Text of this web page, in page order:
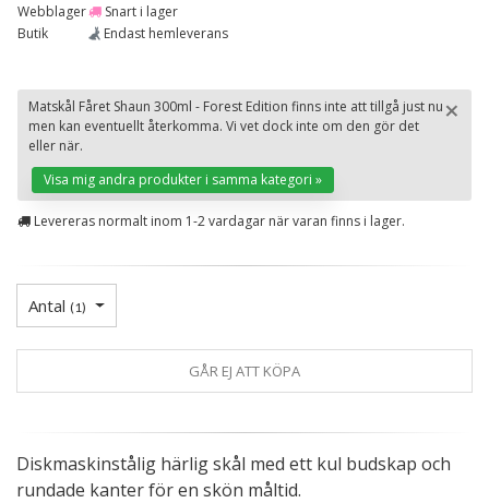
Webblager
Snart i lager
Butik
Endast hemleverans
×
Matskål Fåret Shaun 300ml - Forest Edition finns inte att tillgå just nu
men kan eventuellt återkomma. Vi vet dock inte om den gör det
eller när.
Visa mig andra produkter i samma kategori »
Levereras normalt inom 1-2 vardagar när varan finns i lager.
Antal (1)
GÅR EJ ATT KÖPA
Diskmaskinstålig härlig skål med ett kul budskap och
rundade kanter för en skön måltid.